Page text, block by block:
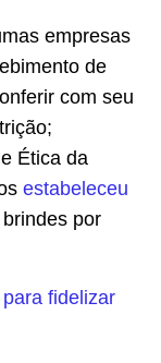
empresas
de
com seu
Ética da
estabeleceu
por
fidelizar